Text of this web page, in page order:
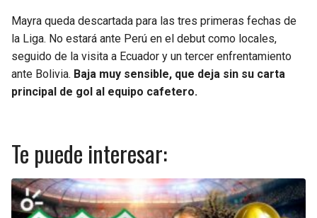
Mayra queda descartada para las tres primeras fechas de
la Liga. No estará ante Perú en el debut como locales,
seguido de la visita a Ecuador y un tercer enfrentamiento
ante Bolivia. Baja muy sensible, que deja sin su carta
principal de gol al equipo cafetero.
Te puede interesar: